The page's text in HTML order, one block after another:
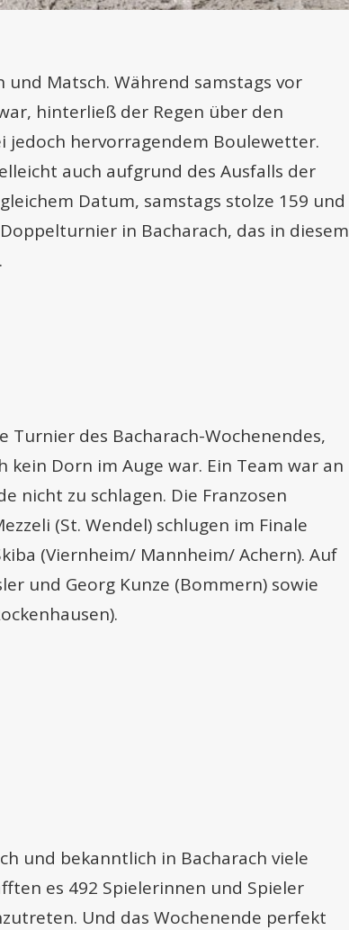
Matsch. Während samstags vor
hinterließ der Regen über den
jedoch hervorragendem Boulewetter.
auch aufgrund des Ausfalls der
Datum, samstags stolze 159 und
in Bacharach, das in diesem
des Bacharach-Wochenendes,
Dorn im Auge war. Ein Team war an
nicht zu schlagen. Die Franzosen
(St. Wendel) schlugen im Finale
(Viernheim/ Mannheim/ Achern). Auf
und Georg Kunze (Bommern) sowie
und bekanntlich in Bacharach viele
es 492 Spielerinnen und Spieler
Und das Wochenende perfekt